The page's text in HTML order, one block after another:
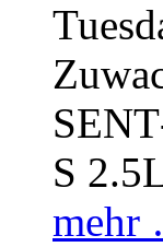
S
mehr